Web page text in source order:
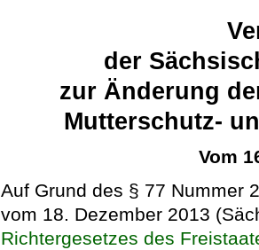
der
zur Änderung
Mutterschutz-
Vom
Auf Grund des § 77 Nummer
vom 18. Dezember 2013
Richtergesetzes des